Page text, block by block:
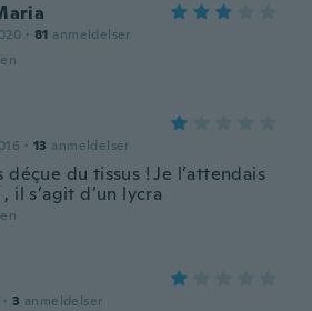
· 81 anmeldelser
· 13 anmeldelser
déçue du tissus ! Je l’attendais
il s’agit d’un lycra
· 3 anmeldelser